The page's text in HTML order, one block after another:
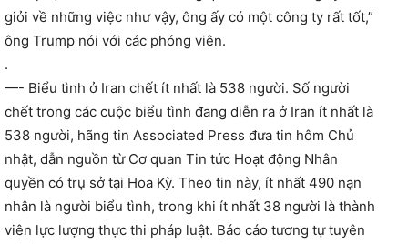
giỏi về những việc như vậy, ông ấy có một công ty rất tốt,”
ông Trump nói với các phóng viên.
.
—- Biểu tình ở Iran chết ít nhất là 538 người. Số người
chết trong các cuộc biểu tình đang diễn ra ở Iran ít nhất là
538 người, hãng tin Associated Press đưa tin hôm Chủ
nhật, dẫn nguồn từ Cơ quan Tin tức Hoạt động Nhân
quyền có trụ sở tại Hoa Kỳ. Theo tin này, ít nhất 490 nạn
nhân là người biểu tình, trong khi ít nhất 38 người là thành
viên lực lượng thực thi pháp luật. Báo cáo tương tự tuyên